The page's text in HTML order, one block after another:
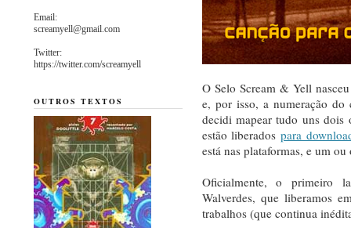
O Selo Scream & Yell
e, por isso, a numeração do
decidi mapear tudo uns dois
estão liberadospara
está nas plataformas, e um
Oficialmente, o primeiro
Walverdes, que liberamos
trabalhos (que continua
Email:
screamyell@gmail.com
Twitter:
https://twitter.com/screamyell
OUTROS TEXTOS